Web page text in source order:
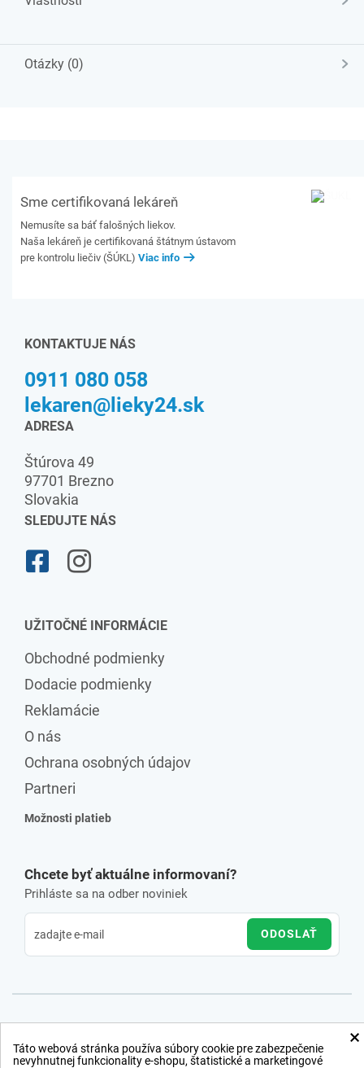
Otázky (0)
Sme certifikovaná lekáreň
Nemusíte sa báť falošných liekov.
Naša lekáreň je certifikovaná štátnym ústavom
pre kontrolu liečiv (ŠÚKL) Viac info
KONTAKTUJE NÁS
0911 080 058
lekaren@lieky24.sk
ADRESA
Štúrova 49
97701 Brezno
Slovakia
SLEDUJTE NÁS
UŽITOČNÉ INFORMÁCIE
Obchodné podmienky
Dodacie podmienky
Reklamácie
O nás
Ochrana osobných údajov
Partneri
Možnosti platieb
Chcete byť aktuálne informovaní?
Prihláste sa na odber noviniek
ODOSLAŤ
×
Táto webová stránka používa súbory cookie pre zabezpečenie
nevyhnutnej funkcionality e-shopu, štatistické a marketingové